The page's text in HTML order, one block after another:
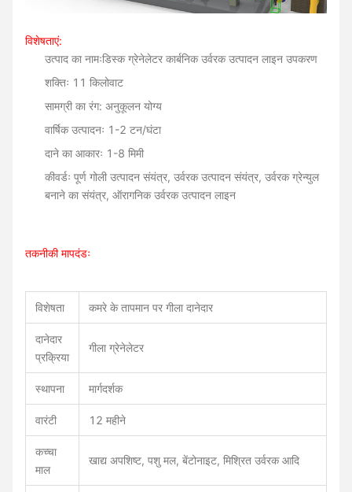
विशेषताएं:
उत्पाद का नामःडिस्क ग्रेनेलेटर कार्बनिक उर्वरक उत्पादन लाइन उपकरण
शक्तिः 11 किलोवाट
सामग्री का रंग: अनुकूलन योग्य
वार्षिक उत्पादनः 1-2 टन/घंटा
दाने का आकारः 1-8 मिमी
कीवर्डः पूर्ण गोली उत्पादन संयंत्र, उर्वरक उत्पादन संयंत्र, उर्वरक ग्रेन्युल
बनाने का संयंत्र, ऑरागनिक उर्वरक उत्पादन लाइन
तकनीकी मापदंडः
विशेषता कमरे के तापमान पर गीला दानेदार
दानेदार
प्रक्रिया
गीला ग्रेनेलेटर
स्थापना मार्गदर्शक
वारंटी 12 महीने
कच्चा
माल
खाद्य अपशिष्ट, पशु मल, बेंटोनाइट, मिश्रित उर्वरक आदि